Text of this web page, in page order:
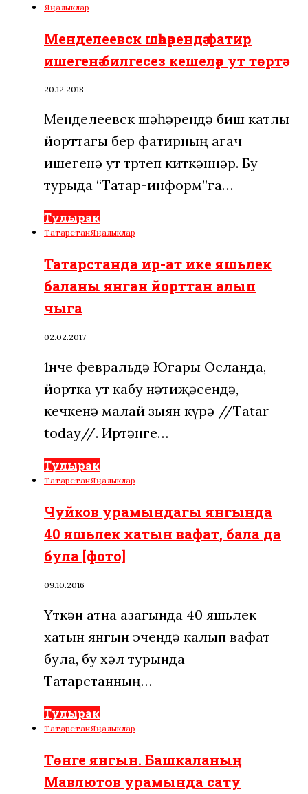
Яңалыклар
Менделеевск шәһәрендә фатир
ишегенә билгесез кешеләр ут төртә
20.12.2018
Менделеевск шәһәрендә биш катлы
йорттагы бер фатирның агач
ишегенә ут төртеп киткәннәр. Бу
турыда “Татар-информ”га…
Тулырак
ТатарстанЯңалыклар
Татарстанда ир-ат ике яшьлек
баланы янган йорттан алып
чыга
02.02.2017
1нче февральдә Югары Осланда,
йортка ут кабу нәтиҗәсендә,
кечкенә малай зыян күрә //Tatar
today//. Иртәнге…
Тулырак
ТатарстанЯңалыклар
Чуйков урамындагы янгында
40 яшьлек хатын вафат, бала да
була [фото]
09.10.2016
Үткән атна азагында 40 яшьлек
хатын янгын эчендә калып вафат
була, бу хәл турында
Татарстанның…
Тулырак
ТатарстанЯңалыклар
Төнге янгын. Башкаланың
Мавлютов урамында сату